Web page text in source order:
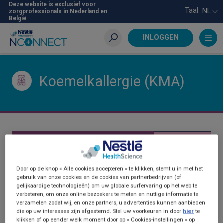
Skip
main
content
Deze website is exclusief voor
zorgprofessionals in Nederland en
België
Taal: NL
INLOGGEN
Zoeken
Koemelkallergie (KMA)
KOEMELKALLERGIE (KMA)
Door op de knop « Alle cookies accepteren » te klikken, stemt u in met het
gebruik van onze cookies en de cookies van partnerbedrijven (of
gelijkaardige technologieën) om uw globale surfervaring op het web te
verbeteren, om onze online bezoekers te meten en nuttige informatie te
verzamelen zodat wij, en onze partners, u advertenties kunnen aanbieden
die op uw interesses zijn afgestemd. Stel uw voorkeuren in door hier te
klikken of op eender welk moment door op « Cookies-instellingen » op